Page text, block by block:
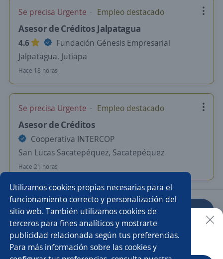
Utilizamos cookies propias necesarias para el
funcionamiento correcto y personalización del
sitio web. También utilizamos cookies de
terceros para fines analíticos y mostrarte
publicidad relacionada según tus preferencias.
Para más información sobre las cookies y
Se precisa Urgente Empleo destacado
Asesor de Créditos Jalpatagua
4.6
Fundación Génesis Empresarial
Jalpatagua, Jutiapa
Hace 18 horas
Se precisa Urgente Empleo destacado
Asesor de Créditos
Cooperativa INTERCOP
San Lucas Sacatepéquez, Sacatepéquez
Hace 21 horas
Anterior Siguiente
Nuevas ofertas de empleo
Buscar es más fácil en la app